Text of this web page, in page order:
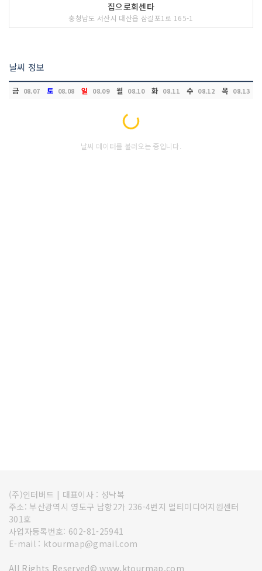
집으로회센타
충청남도 서산시 대산읍 삼길포1로 165-1
날씨 정보
금 08.07 토 08.08 일 08.09 월 08.10 화 08.11 수 08.12 목 08.13
Loading...
날씨 데이터를 불러오는 중입니다.
(주)인터버드 | 대표이사 : 성낙복
주소: 부산광역시 영도구 남항2가 236-4번지 멀티미디어지원센터
301호
사업자등록번호: 602-81-25941
E-mail : ktourmap@gmail.com
All Rights Reserved© www.ktourmap.com